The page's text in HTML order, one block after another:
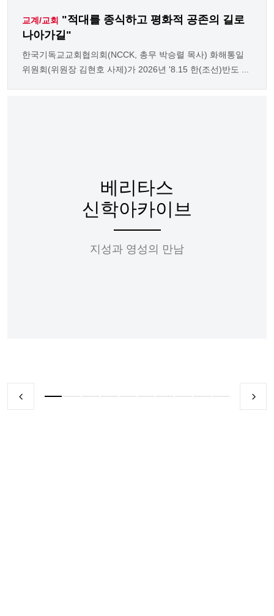
교계/교회 "적대를 종식하고 평화적 공존의 길로
나아가길"
한국기독교교회협의회(NCCK, 총무 박승렬 목사) 화해통일
위원회(위원장 김현호 사제)가 2026년 '8.15 한(조선)반도 ...
베리타스
신학아카이브
지성과 영성의 만남